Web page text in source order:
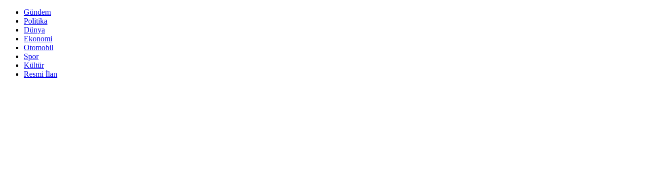
Gündem
Politika
Dünya
Ekonomi
Otomobil
Spor
Kültür
Resmi İlan